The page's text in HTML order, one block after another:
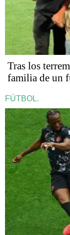
Tras los
familia de un
FÚTBOL.